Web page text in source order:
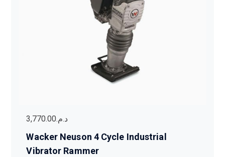
Wacker Neuson 4 Cycle Industrial
Vibrator Rammer
د.م.3,770.00